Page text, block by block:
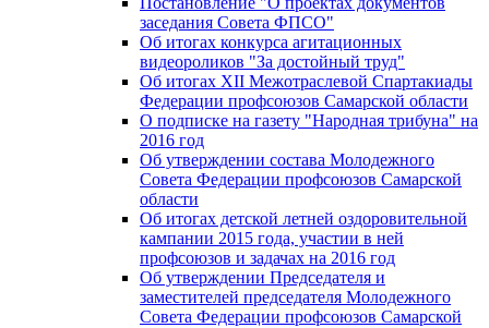
заседания Совета ФПСО"
Об итогах конкурса агитационных
видеороликов "За достойный труд"
Об итогах XII Межотраслевой Спартакиады
Федерации профсоюзов Самарской области
О подписке на газету "Народная трибуна" на
2016 год
Об утверждении состава Молодежного
Совета Федерации профсоюзов Самарской
области
Об итогах детской летней оздоровительной
кампании 2015 года, участии в ней
профсоюзов и задачах на 2016 год
Об утверждении Председателя и
заместителей председателя Молодежного
Совета Федерации профсоюзов Самарской